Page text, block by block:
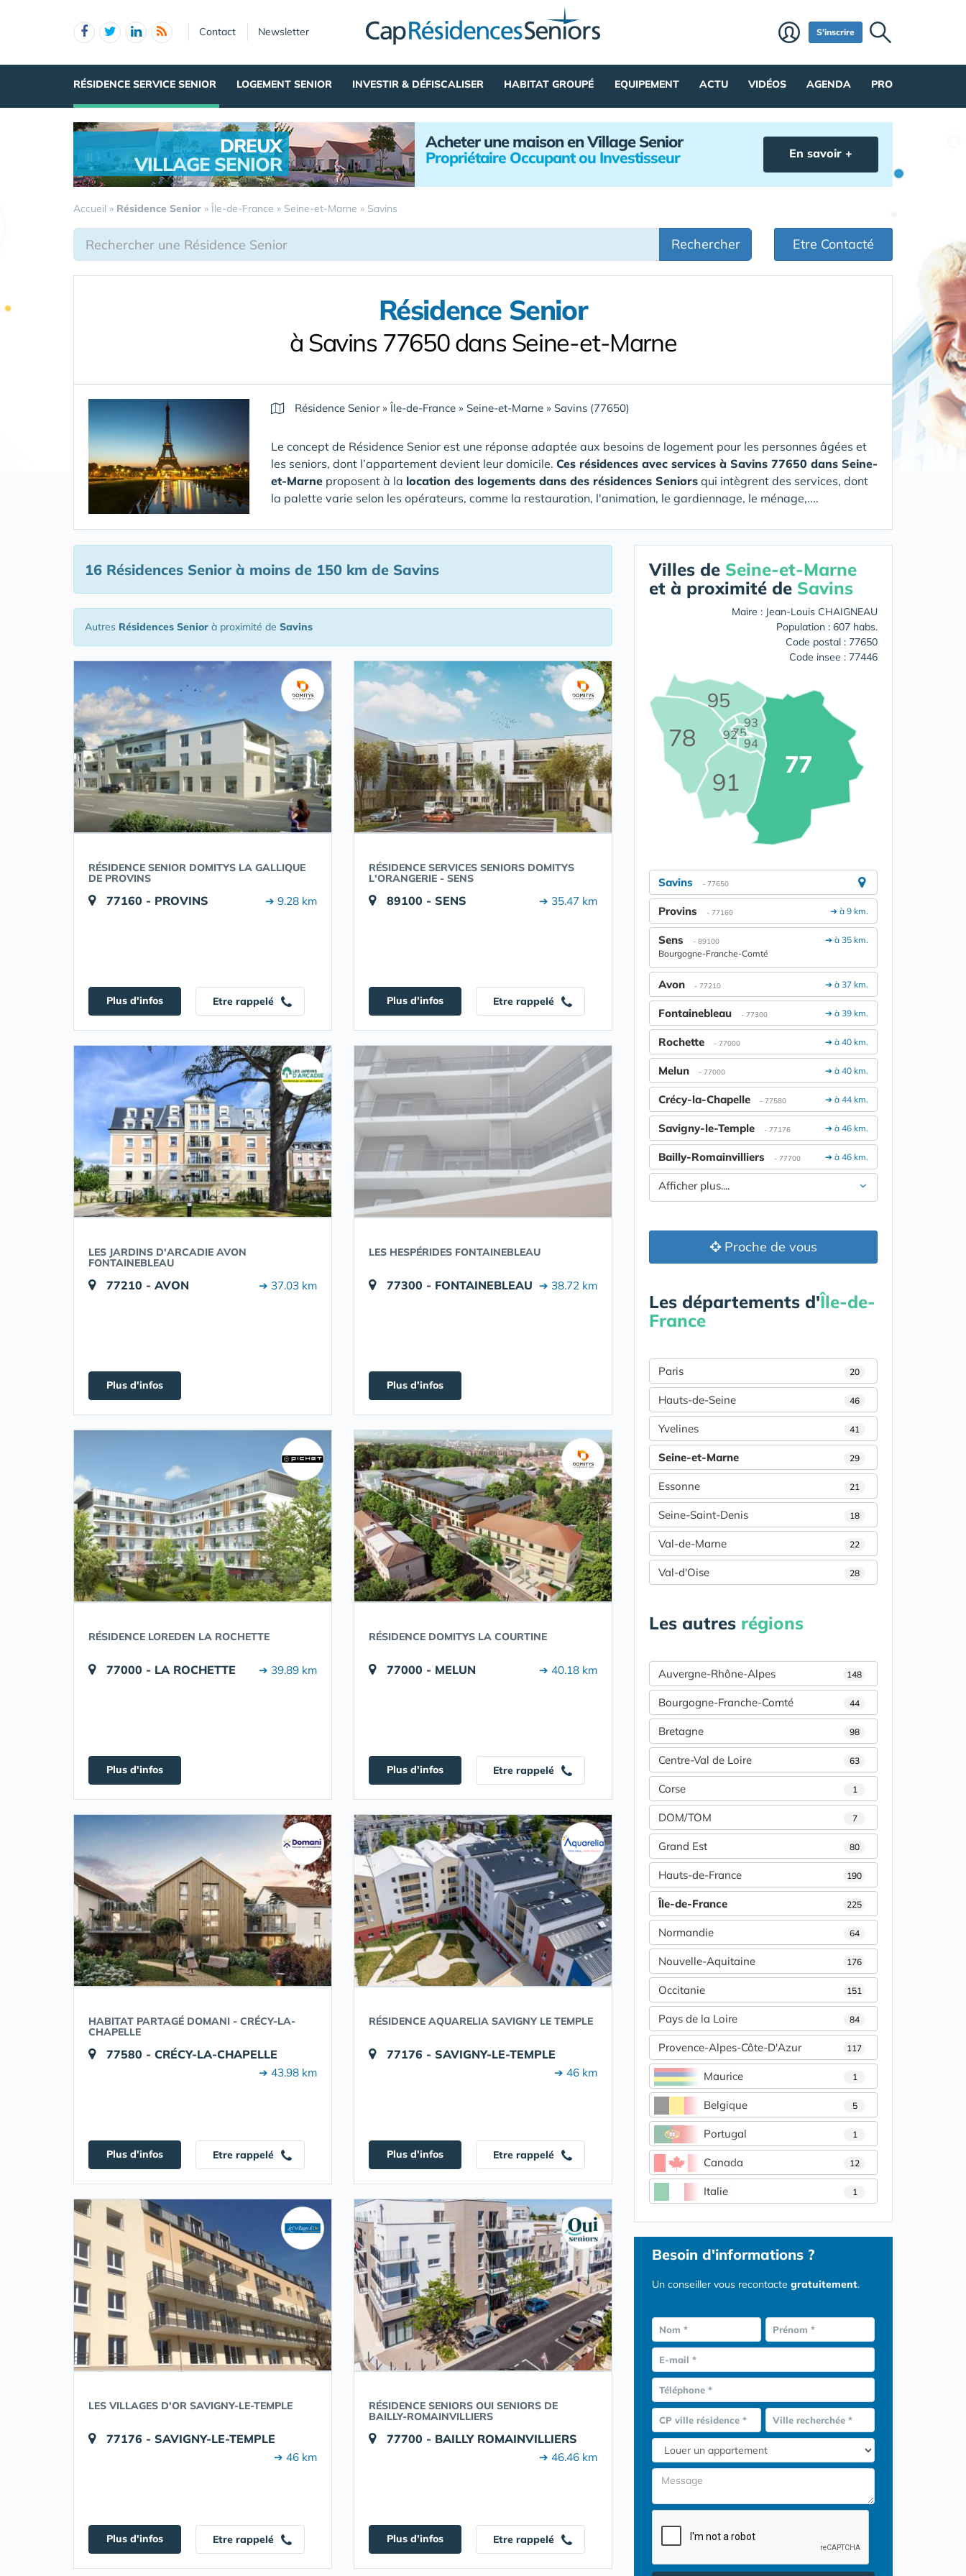
Contact Newsletter S'inscrire
RÉSIDENCE SERVICE SENIOR LOGEMENT SENIOR INVESTIR & DÉFISCALISER HABITAT GROUPÉ EQUIPEMENT ACTU VIDÉOS AGENDA PRO
DREUX
VILLAGE SENIOR
Acheter une maison en Village Senior
Propriétaire Occupant ou Investisseur En savoir +
Accueil » Résidence Senior » Île-de-France » Seine-et-Marne » Savins
Rechercher Etre Contacté
Résidence Senior
à Savins 77650 dans Seine-et-Marne
Résidence Senior»Île-de-France » Seine-et-Marne » Savins (77650)
Le concept de Résidence Senior est une réponse adaptée aux besoins de logement pour les personnes âgées et
les seniors, dont l’appartement devient leur domicile. Ces résidences avec services à Savins 77650 dans Seine-
et-Marne proposent à la location des logements dans des résidences Seniors qui intègrent des services, dont
la palette varie selon les opérateurs, comme la restauration, l'animation, le gardiennage, le ménage,....
16 Résidences Seniorà moins de 150 km de Savins
Autres Résidences Senior à proximité de Savins
RÉSIDENCE SENIOR DOMITYS LA GALLIQUE
DE PROVINS
77160 - PROVINS ➔ 9.28 km
Plus d'infos Etre rappelé
RÉSIDENCE SERVICES SENIORS DOMITYS
L'ORANGERIE - SENS
89100 - SENS ➔ 35.47 km
Plus d'infos Etre rappelé
LES JARDINS D'ARCADIE AVON
FONTAINEBLEAU
77210 - AVON ➔ 37.03 km
Plus d'infos
LES HESPÉRIDES FONTAINEBLEAU
77300 - FONTAINEBLEAU ➔ 38.72 km
Plus d'infos
RÉSIDENCE LOREDEN LA ROCHETTE
77000 - LA ROCHETTE ➔ 39.89 km
Plus d'infos
RÉSIDENCE DOMITYS LA COURTINE
77000 - MELUN ➔ 40.18 km
Plus d'infos Etre rappelé
HABITAT PARTAGÉ DOMANI - CRÉCY-LA-
CHAPELLE
77580 - CRÉCY-LA-CHAPELLE
➔ 43.98 km
Plus d'infos Etre rappelé
RÉSIDENCE AQUARELIA SAVIGNY LE TEMPLE
77176 - SAVIGNY-LE-TEMPLE
➔ 46 km
Plus d'infos Etre rappelé
LES VILLAGES D'OR SAVIGNY-LE-TEMPLE
77176 - SAVIGNY-LE-TEMPLE
➔ 46 km
Plus d'infos Etre rappelé
RÉSIDENCE SENIORS OUI SENIORS DE
BAILLY-ROMAINVILLIERS
77700 - BAILLY ROMAINVILLIERS
➔ 46.46 km
Plus d'infos Etre rappelé
Villes de Seine-et-Marne
et à proximité de Savins
Maire : Jean-Louis CHAIGNEAU
Population : 607 habs.
Code postal : 77650
Code insee : 77446
75
77
78
91
92
93
94
95
Savins - 77650
➔ à 9 km.
Provins - 77160
➔ à 35 km.
Sens - 89100
Bourgogne-Franche-Comté
➔ à 37 km.
Avon - 77210
➔ à 39 km.
Fontainebleau - 77300
➔ à 40 km.
Rochette - 77000
➔ à 40 km.
Melun - 77000
➔ à 44 km.
Crécy-la-Chapelle - 77580
➔ à 46 km.
Savigny-le-Temple - 77176
➔ à 46 km.
Bailly-Romainvilliers - 77700
Afficher plus....
Proche de vous
Les départements d'Île-de-
France
Paris 20
Hauts-de-Seine 46
Yvelines 41
Seine-et-Marne 29
Essonne 21
Seine-Saint-Denis 18
Val-de-Marne 22
Val-d'Oise 28
Les autres régions
Auvergne-Rhône-Alpes 148
Bourgogne-Franche-Comté 44
Bretagne 98
Centre-Val de Loire 63
Corse 1
DOM/TOM 7
Grand Est 80
Hauts-de-France 190
Île-de-France 225
Normandie 64
Nouvelle-Aquitaine 176
Occitanie 151
Pays de la Loire 84
Provence-Alpes-Côte-D'Azur 117
Maurice 1
Belgique 5
Portugal 1
Canada 12
Italie 1
Besoin d'informations ?
Un conseiller vous recontacte gratuitement.
Nom * Prénom *
E-mail *
Téléphone *
CP ville résidence * Ville recherchée *